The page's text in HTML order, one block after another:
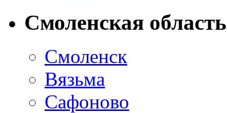
Смоленская область
Смоленск
Вязьма
Сафоново